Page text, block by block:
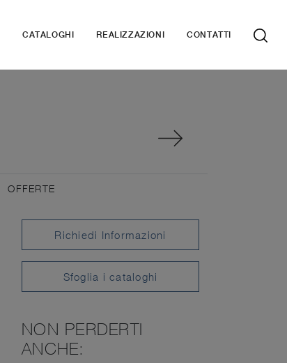
CATALOGHI REALIZZAZIONI CONTATTI
OFFERTE
Richiedi Informazioni
Sfoglia i cataloghi
NON PERDERTI
ANCHE: